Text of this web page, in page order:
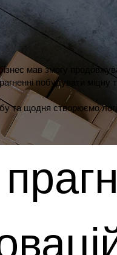
мав змогу
побудувати міцну
та щодня створюємо